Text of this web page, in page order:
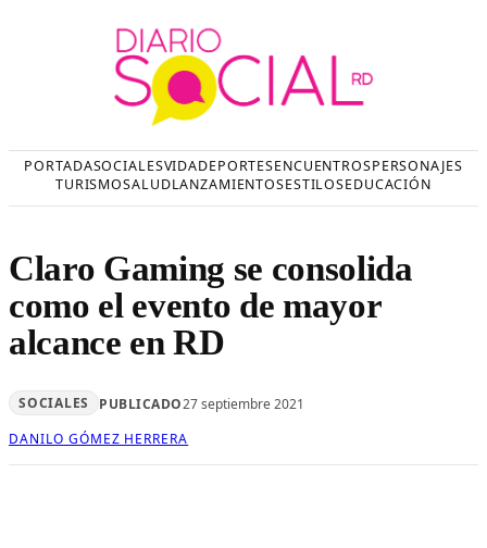
PORTADASOCIALESVIDADEPORTESENCUENTROSPERSONAJES
TURISMOSALUDLANZAMIENTOSESTILOSEDUCACIÓN
Claro Gaming se consolida
como el evento de mayor
alcance en RD
SOCIALES PUBLICADO27 septiembre 2021
DANILO GÓMEZ HERRERA